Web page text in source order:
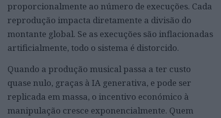
proporcionalmente ao número de execuções. Cada
reprodução impacta diretamente a divisão do
montante global. Se as execuções são inflacionadas
artificialmente, todo o sistema é distorcido.
Quando a produção musical passa a ter custo
quase nulo, graças à IA generativa, e pode ser
replicada em massa, o incentivo económico à
manipulação cresce exponencialmente. Quem